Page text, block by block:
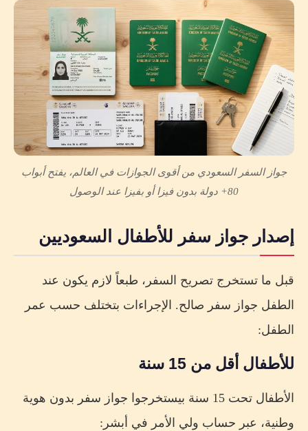
جواز السفر السعودي من أقوى الجوازات في العالم، يفتح أبواب
80+ دولة بدون فيزا أو بفيزا عند الوصول
إصدار جواز سفر للأطفال السعوديين
قبل ما تستخرج تصريح السفر، طبعاً لازم يكون عند
الطفل جواز سفر صالح. الإجراءات بتختلف حسب عمر
الطفل:
للأطفال أقل من 15 سنة
الأطفال تحت 15 سنة بيستخرجوا جواز سفر بدون هوية
وطنية، عبر حساب ولي الأمر في أبشر: